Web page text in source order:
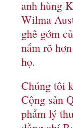
anh hùng
Wilma
ghê gớm
nắm rõ
họ.
Chúng tôi
Cộng sản
phẩm lý